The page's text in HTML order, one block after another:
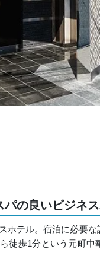
の良いビジネ
ホテル。宿泊に必要
徒歩1分という元町中